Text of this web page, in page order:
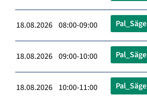
18.08.2026 08:00-09:00 Pal_Säge
18.08.2026 09:00-10:00 Pal_Säge
18.08.2026 10:00-11:00 Pal_Säge